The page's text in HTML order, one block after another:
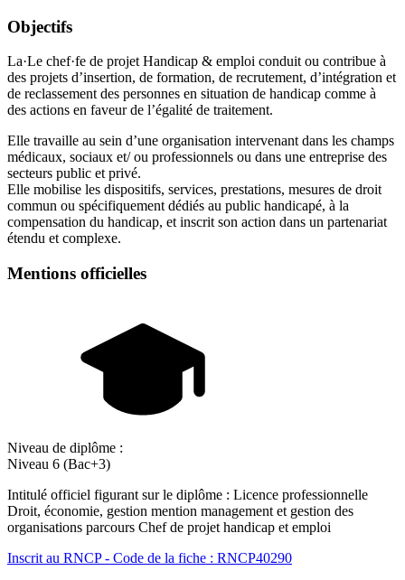
Objectifs
La·Le chef·fe de projet Handicap & emploi conduit ou contribue à
des projets d’insertion, de formation, de recrutement, d’intégration et
de reclassement des personnes en situation de handicap comme à
des actions en faveur de l’égalité de traitement.
Elle travaille au sein d’une organisation intervenant dans les champs
médicaux, sociaux et/ ou professionnels ou dans une entreprise des
secteurs public et privé.
Elle mobilise les dispositifs, services, prestations, mesures de droit
commun ou spécifiquement dédiés au public handicapé, à la
compensation du handicap, et inscrit son action dans un partenariat
étendu et complexe.
Mentions officielles
Niveau de diplôme :
Niveau 6 (Bac+3)
Intitulé officiel figurant sur le diplôme : Licence professionnelle
Droit, économie, gestion mention management et gestion des
organisations parcours Chef de projet handicap et emploi
Inscrit au RNCP - Code de la fiche : RNCP40290